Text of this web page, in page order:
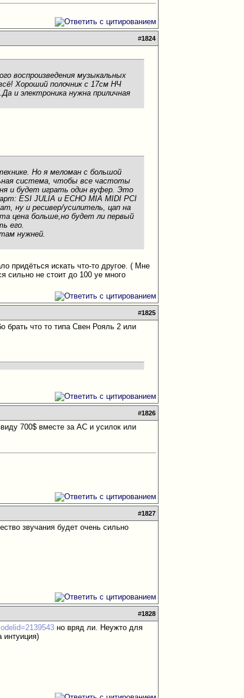
#1824
воспроизведения музыкальных
Хороший полочник с 17см НЧ
и электроника нужна приличная
Но я меломан с большой
система, чтобы все частоты
и будет играть один вуфер. Это
ESI JULIA и ECHO MIA MIDI PCI
ну и ресивер/усилитель, цап на
цена больше,но будет ли первый
его.
нужней.
придёться искать что-то другое. ( Мне
сильно не стоит до 100 уе много
#1825
брать что то типа Свен Рояль 2 или
#1826
700$ вместе за АС и усилок или
#1827
звучания будет очень сильно
#1828
но вряд ли. Неужто для
интуиция)